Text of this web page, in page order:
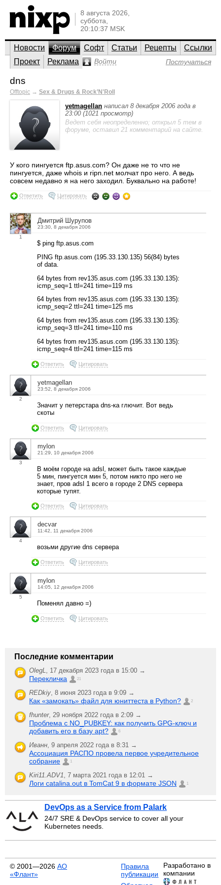
8 августа 2026,
суббота,
20:10:37 MSK
Новости Форум Софт Статьи Рецепты
Ссылки
Проект
Реклама Войти Постучаться
dns
Offtopic → Sex & Drugs & Rock’N'Roll
yetmagellan написал 8 декабря 2006 года в
23:00 (1021 просмотр)
Ведет себя неопределенно; открыл 5 тем в
форуме, оставил 21 комментарий на сайте.
У кого пингуется ftp.asus.com? Он даже не то что не
пингуется, даже whois и ripn.net молчат про него. А ведь
совсем недавно я на него заходил. Буквально на работе!
Ответить Цитировать
1
Дмитрий Шурупов
23:30, 8 декабря 2006
$ ping ftp.asus.com
PING ftp.asus.com (195.33.130.135) 56(84) bytes
of data.
64 bytes from rev135.asus.com (195.33.130.135):
icmp_seq=1 ttl=241 time=119 ms
64 bytes from rev135.asus.com (195.33.130.135):
icmp_seq=2 ttl=241 time=125 ms
64 bytes from rev135.asus.com (195.33.130.135):
icmp_seq=3 ttl=241 time=110 ms
64 bytes from rev135.asus.com (195.33.130.135):
icmp_seq=4 ttl=241 time=115 ms
Ответить Цитировать
2
yetmagellan
23:52, 8 декабря 2006
Значит у петерстара dns-ка глючит. Вот ведь
скоты
Ответить Цитировать
3
mylon
21:29, 10 декабря 2006
В моём городе на adsl, может быть такое каждые
5 мин, пингуется мин 5, потом никто про него не
знает, пров adsl 1 всего в городе 2 DNS сервера
которые тупят.
Ответить Цитировать
4
decvar
11:42, 11 декабря 2006
возьми другие dns сервера
Ответить Цитировать
5
mylon
14:05, 12 декабря 2006
Поменял давно =)
Ответить Цитировать
Последние комментарии
OlegL 17 декабря 2023 года в 15:00 →
Перекличка 21
REDkiy 8 июня 2023 года в 9:09 →
Как «замокать» файл для юниттеста в Python? 2
fhunter, 29 ноября 2022 года в 2:09 →
Проблема с NO_PUBKEY: как получить GPG-ключ и
добавить его в базу apt?
6
Иванн 9 апреля 2022 года в 8:31 →
Ассоциация РАСПО провела первое учредительное
собрание
1
Kiri11.ADV1 7 марта 2021 года в 12:01 →
Логи catalina.out в TomCat 9 в формате JSON 1
DevOps as a Service from Palark
24/7 SRE & DevOps service to cover all your
Kubernetes needs.
© 2001—2026 АО
«Флант»
Правила
публикации
Разработано в
компании